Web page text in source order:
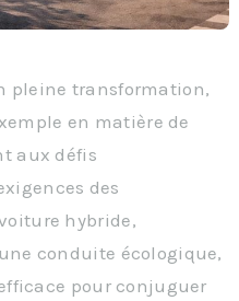
pleine transformation,
en matière de
aux défis
des
hybride,
conduite écologique,
pour conjuguer